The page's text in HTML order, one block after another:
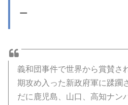
ー
義和団事件で世界から賞賛さ
期攻め入った新政府軍に蹂躙
だに鹿児島、山口、高知ナン